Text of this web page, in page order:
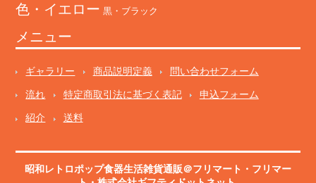
色・イエロー 黒・ブラック
メニュー
ギャラリー 商品説明定義 問い合わせフォーム
流れ 特定商取引法に基づく表記 申込フォーム
紹介 送料
昭和レトロポップ食器生活雑貨通販＠フリマート ・ フリマー